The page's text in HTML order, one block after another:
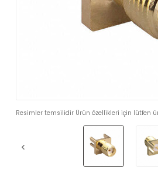
Resimler temsilidir Ürün özellikleri için lütfen